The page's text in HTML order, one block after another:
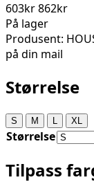
603kr862kr
På lager
Produsent:
på din mail
Størrelse
S M XL
Størrelse
Tilpass